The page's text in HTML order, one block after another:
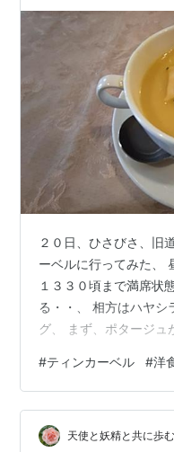
２０日、ひさびさ、旧
ーベルに行ってみた、
１３３０頃まで満席状
る・・、 相方はハヤシ
グ、 まず、ポタージ
二人合わせて２２００
の昭和の作り・・、 店
掛けられている、 飲み
度、試してみたい気に
#ティンカーベル #洋
天使と妖精と共に歩